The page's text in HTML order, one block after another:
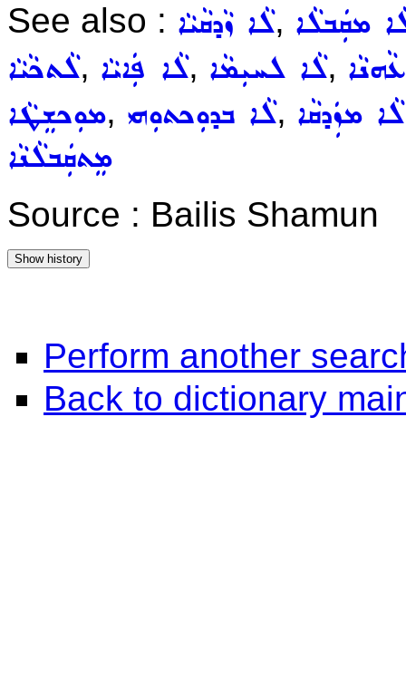
See also : ܠܵܐ ܙܵܕܩܵܝܵܐ, ܡܩܲܒܠܵܐ
ܠܵܬܟܵܝܵܐ, ܠܵܐ ܦܲܐܝܵܐ, ܠܵܐ ܠܚܝܼܡܵܐ,
ܡܘܼܟܫܸܛܵܐ, ܠܵܐ ܒܕܘܼܟܬܘܼܗܝ, ܠܵܐ ܡܙܲܕܩܵܐ
ܡܸܬܩܲܒܠܵܢܵܐ
Source : Bailis Shamun
Perform another
Back to dictionary